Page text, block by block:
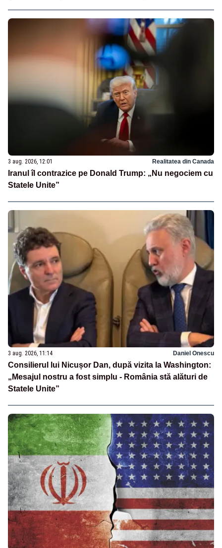
3 aug. 2026, 12:01 Realitatea din Canada
Iranul îl contrazice pe Donald Trump: „Nu negociem cu
Statele Unite”
3 aug. 2026, 11:14 Daniel Onescu
Consilierul lui Nicușor Dan, după vizita la Washington:
„Mesajul nostru a fost simplu - România stă alături de
Statele Unite”